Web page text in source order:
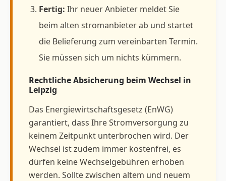
Fertig: Ihr neuer Anbieter meldet Sie
beim alten stromanbieter ab und startet
die Belieferung zum vereinbarten Termin.
Sie müssen sich um nichts kümmern.
Rechtliche Absicherung beim Wechsel in
Leipzig
Das Energiewirtschaftsgesetz (EnWG)
garantiert, dass Ihre Stromversorgung zu
keinem Zeitpunkt unterbrochen wird. Der
Wechsel ist zudem immer kostenfrei, es
dürfen keine Wechselgebühren erhoben
werden. Sollte zwischen altem und neuem